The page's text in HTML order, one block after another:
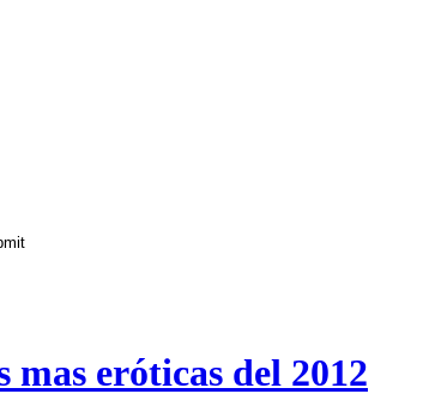
eróticas del 2012